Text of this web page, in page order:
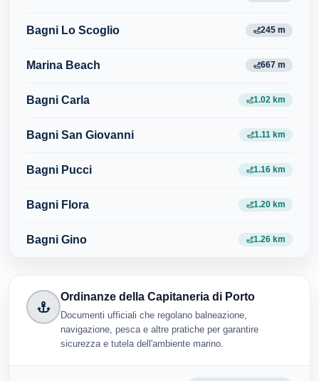
Bagni Lo Scoglio 245 m
Marina Beach 667 m
Bagni Carla 1.02 km
Bagni San Giovanni 1.11 km
Bagni Pucci 1.16 km
Bagni Flora 1.20 km
Bagni Gino 1.26 km
Ordinanze della Capitaneria di Porto
Documenti ufficiali che regolano balneazione,
navigazione, pesca e altre pratiche per garantire
sicurezza e tutela dell'ambiente marino.